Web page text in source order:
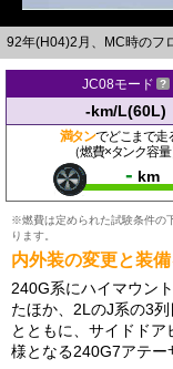
92年(H04)2月、MC時のフ
JC08モード
-km/L(60L)
満タンでどこまで走
（燃費×タンク容量
- km
※燃費は定められた試験条件の
ります。
内外装の変更と装
240G系にハイマウン
たほか、2LのJ系の3
とともに、サイドド
様となる240G7アテー